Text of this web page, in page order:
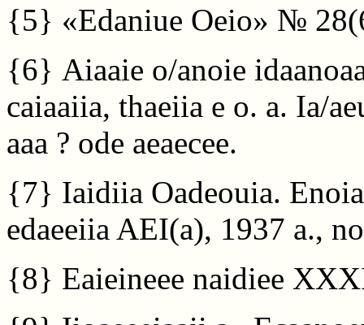
{5} «Edaniue Oeio» №
{6} Aiaaie o/anoie
caiaaiia, thaeiia e o. a. Ia/
aaa ? ode aeaecee.
{7} Iaidiia Oadeouia.
edaeeiia AEI(a), 1937 a.,
{8} Eaieineee naidiee